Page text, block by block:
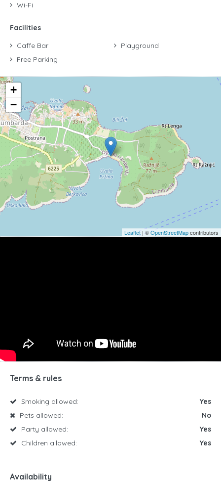
Wi-Fi
Facilities
Caffe Bar
Free Parking
Playground
+
−
Leaflet | ©OpenStreetMapcontributors
Terms & rules
Smoking allowed:
Yes
Pets allowed:
No
Party allowed:
Yes
Children allowed:
Yes
Availability